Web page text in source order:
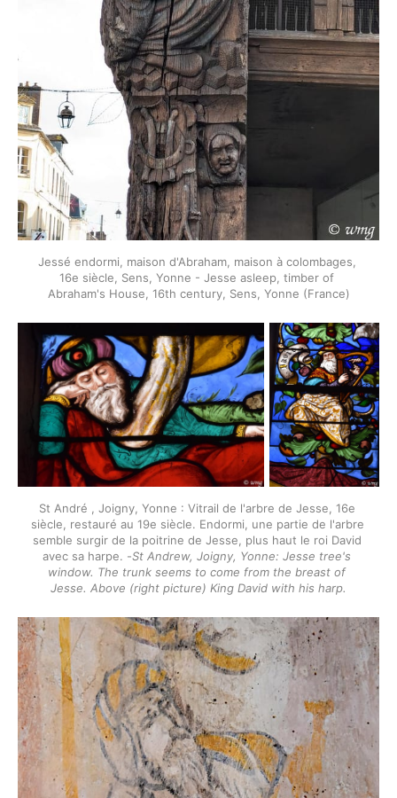
Jessé endormi, maison d'Abraham, maison à colombages,
16e siècle, Sens, Yonne - Jesse asleep, timber of
Abraham's House, 16th century, Sens, Yonne (France)
St André , Joigny, Yonne : Vitrail de l'arbre de Jesse, 16e
siècle, restauré au 19e siècle. Endormi, une partie de l'arbre
semble surgir de la poitrine de Jesse, plus haut le roi David
avec sa harpe. -St Andrew, Joigny, Yonne: Jesse tree's
window. The trunk seems to come from the breast of
Jesse. Above (right picture) King David with his harp.